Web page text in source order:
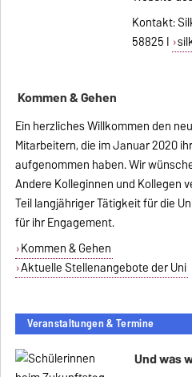
Kontakt:
58825 I
Kommen & Gehen
Ein herzliches Willkommen den
Mitarbeitern, die im Januar 2020
aufgenommen haben. Wir
Andere Kolleginnen und Kollegen
Teil langjähriger Tätigkeit für die
für ihr Engagement.
Kommen & Gehen
Aktuelle Stellenangebote der Uni
Veranstaltungen & Termine
Und was